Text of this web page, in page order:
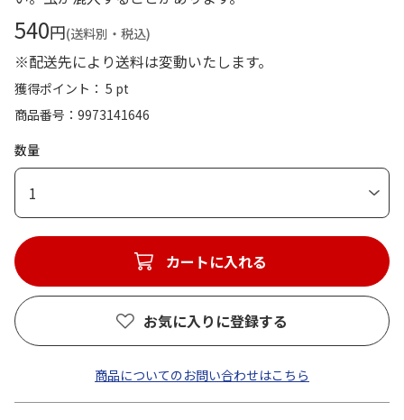
540円(送料別・税込)
※配送先により送料は変動いたします。
獲得ポイント： 5 pt
商品番号
9973141646
数量
1
カートに入れる
お気に入りに登録する
商品についてのお問い合わせはこちら